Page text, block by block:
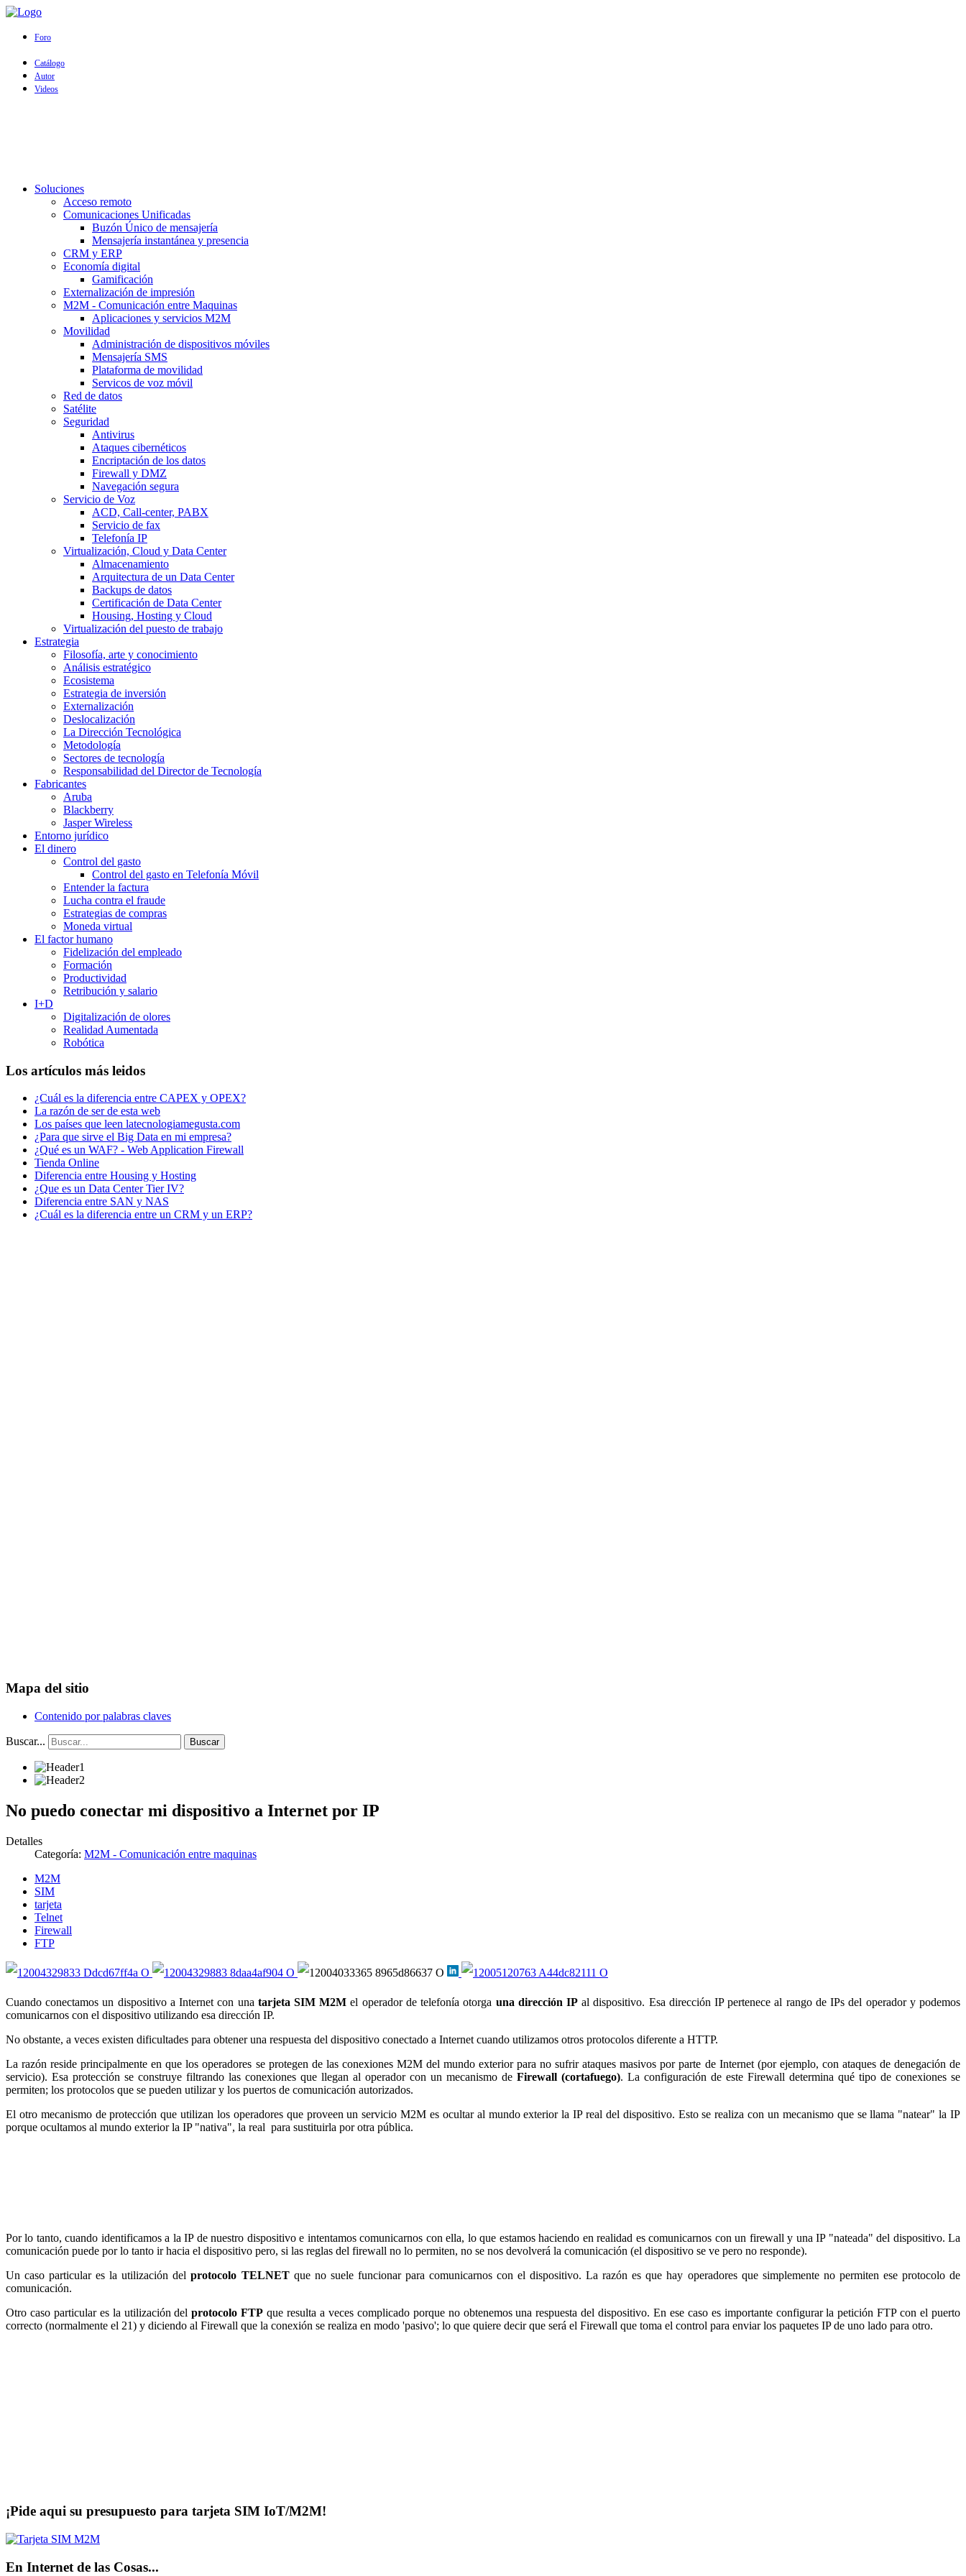
Foro
Catálogo
Autor
Videos
Soluciones
Acceso remoto
Comunicaciones Unificadas
Buzón Único de mensajería
Mensajería instantánea y presencia
CRM y ERP
Economía digital
Gamificación
Externalización de impresión
M2M - Comunicación entre Maquinas
Aplicaciones y servicios M2M
Movilidad
Administración de dispositivos móviles
Mensajería SMS
Plataforma de movilidad
Servicos de voz móvil
Red de datos
Satélite
Seguridad
Antivirus
Ataques cibernéticos
Encriptación de los datos
Firewall y DMZ
Navegación segura
Servicio de Voz
ACD, Call-center, PABX
Servicio de fax
Telefonía IP
Virtualización, Cloud y Data Center
Almacenamiento
Arquitectura de un Data Center
Backups de datos
Certificación de Data Center
Housing, Hosting y Cloud
Virtualización del puesto de trabajo
Estrategia
Filosofía, arte y conocimiento
Análisis estratégico
Ecosistema
Estrategia de inversión
Externalización
Deslocalización
La Dirección Tecnológica
Metodología
Sectores de tecnología
Responsabilidad del Director de Tecnología
Fabricantes
Aruba
Blackberry
Jasper Wireless
Entorno jurídico
El dinero
Control del gasto
Control del gasto en Telefonía Móvil
Entender la factura
Lucha contra el fraude
Estrategias de compras
Moneda virtual
El factor humano
Fidelización del empleado
Formación
Productividad
Retribución y salario
I+D
Digitalización de olores
Realidad Aumentada
Robótica
Los artículos más leidos
¿Cuál es la diferencia entre CAPEX y OPEX?
La razón de ser de esta web
Los países que leen latecnologiamegusta.com
¿Para que sirve el Big Data en mi empresa?
¿Qué es un WAF? - Web Application Firewall
Tienda Online
Diferencia entre Housing y Hosting
¿Que es un Data Center Tier IV?
Diferencia entre SAN y NAS
¿Cuál es la diferencia entre un CRM y un ERP?
Mapa del sitio
Contenido por palabras claves
Buscar... Buscar
No puedo conectar mi dispositivo a Internet por IP
Detalles
Categoría: M2M - Comunicación entre maquinas
M2M
SIM
tarjeta
Telnet
Firewall
FTP
Cuando conectamos un dispositivo a Internet con una tarjeta SIM M2M el operador de telefonía otorga una dirección IPal dispositivo. Esa dirección IP pertenece al rango de IPs del operador y podemos
comunicarnos con el dispositivo utilizando esa dirección IP.
No obstante, a veces existen dificultades para obtener una respuesta del dispositivo conectado a Internet cuando utilizamos otros protocolos diferente a HTTP.
La razón reside principalmente en que los operadores se protegen de las conexiones M2M del mundo exterior para no sufrir ataques masivos por parte de Internet (por ejemplo, con ataques de denegación de
servicio). Esa protección se construye filtrando las conexiones que llegan al operador con un mecanismo de Firewall (cortafuego). La configuración de este Firewall determina qué tipo de conexiones se
permiten; los protocolos que se pueden utilizar y los puertos de comunicación autorizados.
El otro mecanismo de protección que utilizan los operadores que proveen un servicio M2M es ocultar al mundo exterior la IP real del dispositivo. Esto se realiza con un mecanismo que se llama "natear" la IP
porque ocultamos al mundo exterior la IP "nativa", la real para sustituirla por otra pública.
Por lo tanto, cuando identificamos a la IP de nuestro dispositivo e intentamos comunicarnos con ella, lo que estamos haciendo en realidad es comunicarnos con un firewall y una IP "nateada" del dispositivo. La
comunicación puede por lo tanto ir hacia el dispositivo pero, si las reglas del firewall no lo permiten, no se nos devolverá la comunicación (el dispositivo se ve pero no responde).
Un caso particular es la utilización delprotocolo TELNET que no suele funcionar para comunicarnos con el dispositivo. La razón es que hay operadores que simplemente no permiten ese protocolo de
comunicación.
Otro caso particular es la utilización delprotocolo FTP que resulta a veces complicado porque no obtenemos una respuesta del dispositivo. En ese caso es importante configurar la petición FTP con el puerto
correcto (normalmente el 21) y diciendo al Firewall que la conexión se realiza en modo 'pasivo'; lo que quiere decir que será el Firewall que toma el control para enviar los paquetes IP de uno lado para otro.
¡Pide aqui su presupuesto para tarjeta SIM IoT/M2M!
En Internet de las Cosas...